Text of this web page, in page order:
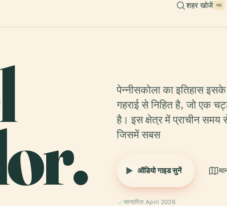
शहर खोजें ⌘K
पेन्नीसकोला का इतिहास
गहराई से निहित है, जो एक
है। इस क्षेत्र में प्राचीन समय
जिसमें सबस
ऑडियो गाइड सुनें
सत्यापित April 2026